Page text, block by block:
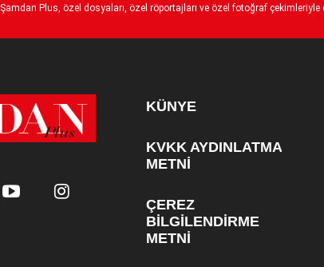
Şamdan Plus, özel dosyaları, özel röportajları ve özel fotoğraf
KÜNYE
KVKK AYDINLATMA
METNİ
ÇEREZ
BİLGİLENDİRME
METNİ